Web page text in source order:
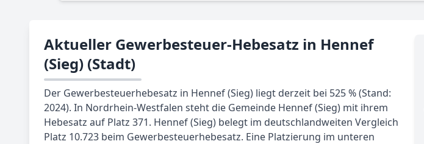
Aktueller Gewerbesteuer-Hebesatz in Hennef
(Sieg) (Stadt)
Der Gewerbesteuerhebesatz in Hennef (Sieg) liegt derzeit bei 525 % (Stand:
2024). In Nordrhein-Westfalen steht die Gemeinde Hennef (Sieg) mit ihrem
Hebesatz auf Platz 371. Hennef (Sieg) belegt im deutschlandweiten Vergleich
Platz 10.723 beim Gewerbesteuerhebesatz. Eine Platzierung im unteren